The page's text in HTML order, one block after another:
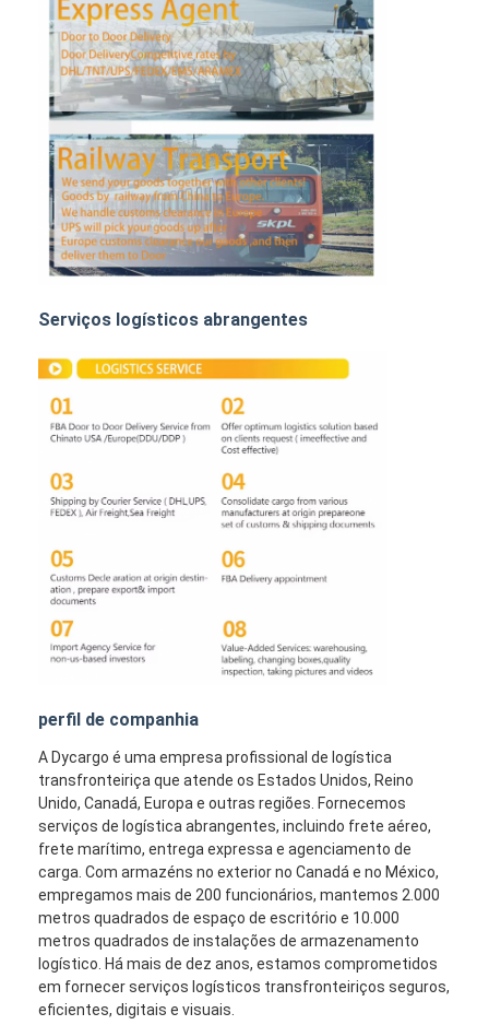
transporte expresso
FRETE DE TRILHO
Navio para a Amazônia
Transporte de mercadorias por caminhão
Serviço de armazenagem
Serviços logísticos abrangentes
perfil de companhia
A Dycargo é uma empresa profissional de logística
transfronteiriça que atende os Estados Unidos, Reino
Unido, Canadá, Europa e outras regiões. Fornecemos
serviços de logística abrangentes, incluindo frete aéreo,
frete marítimo, entrega expressa e agenciamento de
carga. Com armazéns no exterior no Canadá e no México,
empregamos mais de 200 funcionários, mantemos 2.000
metros quadrados de espaço de escritório e 10.000
metros quadrados de instalações de armazenamento
logístico. Há mais de dez anos, estamos comprometidos
em fornecer serviços logísticos transfronteiriços seguros,
eficientes, digitais e visuais.